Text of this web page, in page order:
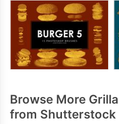
Browse More
from Shutterstock